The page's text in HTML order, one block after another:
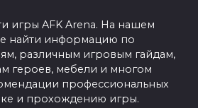
игры AFK Arena. На нашем
найти информацию по
различным игровым гайдам,
героев, мебели и многом
профессиональных
и прохождению игры.